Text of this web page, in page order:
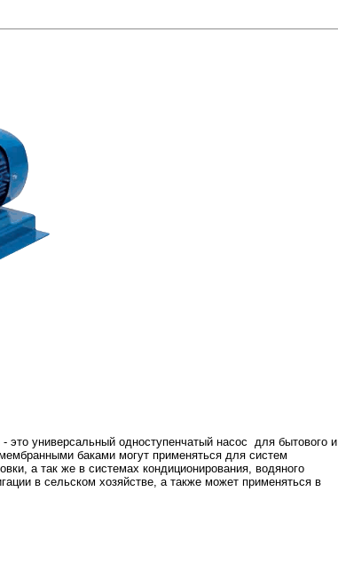
универсальный одноступенчатый насос для бытового и
баками могут применяться для систем
а так же в системах кондиционирования, водяного
в сельском хозяйстве, а также может применяться в